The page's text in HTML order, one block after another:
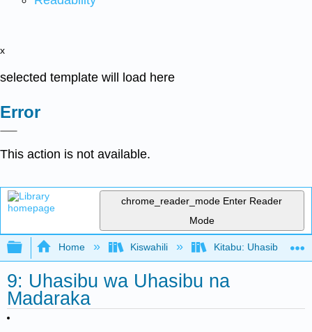
x
selected template will load here
Error
This action is not available.
chrome_reader_mode Enter Reader
Mode
Expand/collapse global hierarchy
Home Kiswahili Kitabu: Uhasibu wa
9: Uhasibu wa Uhasibu na
Madaraka